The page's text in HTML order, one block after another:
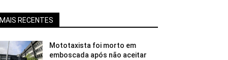
MAIS RECENTES
Mototaxista foi morto em
emboscada após não aceitar